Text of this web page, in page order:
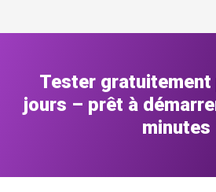
Tester gratuitement
jours – prêt à
minutes